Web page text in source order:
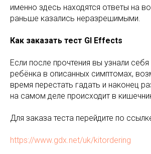
именно здесь находятся ответы на
раньше казались неразрешимыми.
Как заказать тест GI Effects
Если после прочтения вы узнали
ребёнка в описанных симптомах,
время перестать гадать и наконец
на самом деле происходит в
Для заказа теста перейдите по
https://www.gdx.net/uk/kitordering